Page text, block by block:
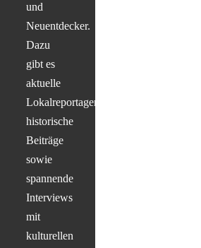
und
Neuentdecker.
Dazu
gibt es
aktuelle
Lokalreportagen,
historische
Beiträge
sowie
spannende
Interviews
mit
kulturellen